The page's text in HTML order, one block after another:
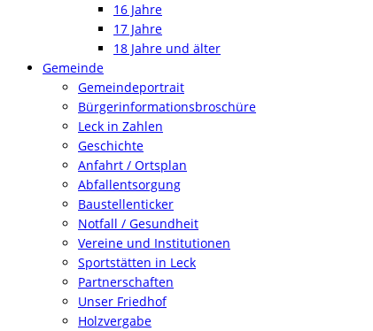
16 Jahre
17 Jahre
18 Jahre und älter
Gemeinde
Gemeindeportrait
Bürgerinformationsbroschüre
Leck in Zahlen
Geschichte
Anfahrt / Ortsplan
Abfallentsorgung
Baustellenticker
Notfall / Gesundheit
Vereine und Institutionen
Sportstätten in Leck
Partnerschaften
Unser Friedhof
Holzvergabe